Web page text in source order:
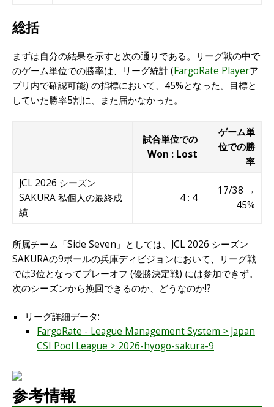
総括
まずは自分の結果を示すと次の通りである。リーグ戦の中で
のゲーム単位での勝率は、リーグ統計 (FargoRate Playerア
プリ内で確認可能) の指標において、45%となった。目標と
していた勝率5割に、また届かなかった。
試合単位での
Won : Lost
ゲーム単
位での勝
率
JCL 2026 シーズン
SAKURA 私個人の最終成
績
4 : 4
17/38 →
45%
所属チーム「Side Seven」としては、JCL 2026 シーズン
SAKURAの9ボールの兵庫ディビジョンにおいて、リーグ戦
では3位となってプレーオフ (優勝決定戦) には参加できず。
次のシーズンから挽回できるのか、どうなのか!?
リーグ詳細データ:
FargoRate - League Management System > Japan
CSI Pool League > 2026-hyogo-sakura-9
参考情報